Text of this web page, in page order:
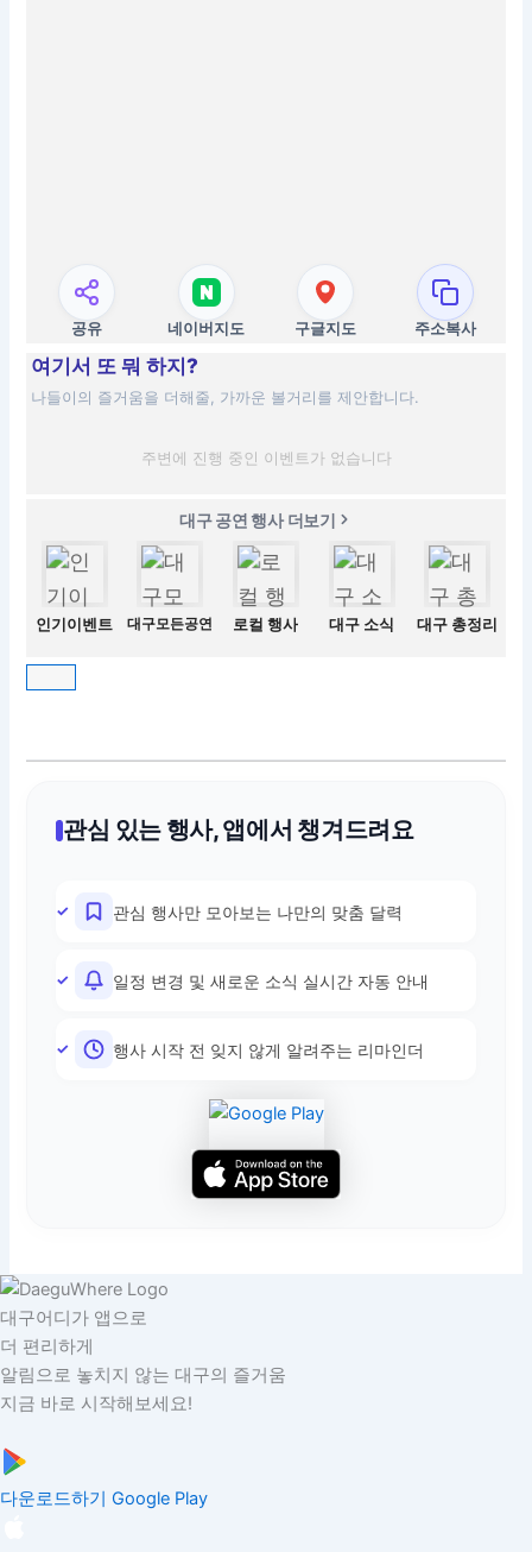
공유 네이버지도 구글지도 주소복사
여기서 또 뭐 하지?
나들이의 즐거움을 더해줄, 가까운 볼거리를 제안합니다.
주변에 진행 중인 이벤트가 없습니다
대구 공연 행사 더보기
인기이벤트 대구모든공연 로컬 행사 대구 소식 대구 총정리
관심 있는 행사, 앱에서 챙겨드려요
관심 행사만 모아보는 나만의 맞춤 달력
일정 변경 및 새로운 소식 실시간 자동 안내
행사 시작 전 잊지 않게 알려주는 리마인더
대구어디가 앱으로
더 편리하게
알림으로 놓치지 않는 대구의 즐거움
지금 바로 시작해보세요!
다운로드하기 Google Play